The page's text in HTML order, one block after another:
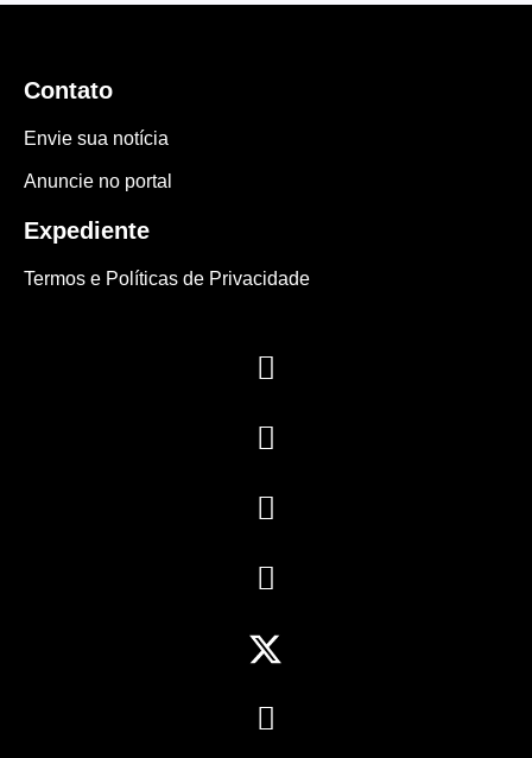
Contato
Envie sua notícia
Anuncie no portal
Expediente
Termos e Políticas de Privacidade